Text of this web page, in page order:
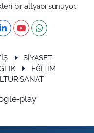
bir altyapı sunuyor.
SİYASET
EĞİTİM
SANAT